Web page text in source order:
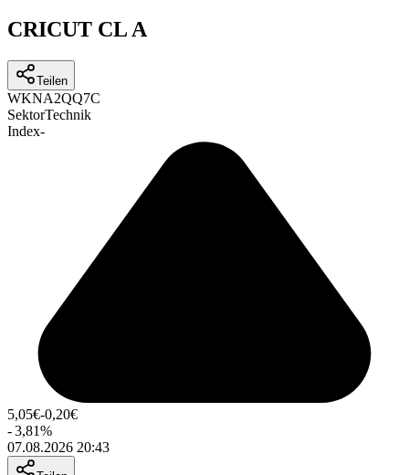
CRICUT CL A
Teilen
WKNA2QQ7C
SektorTechnik
Index-
5,05€-0,20€
-3,81%
07.08.2026 20:43